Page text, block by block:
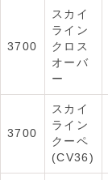
3700
スカイ
ライン
クロス
オーバ
ー
3700
スカイ
ライン
クーペ
(CV36)